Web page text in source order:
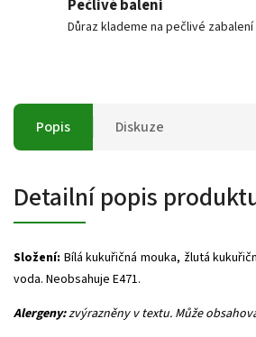
Pečlivé balení
Důraz klademe na pečlivé
Popis Diskuze
Detailní popis
Složení: Bílá kukuřičná mouka, žlutá
voda. Neobsahuje E471.
Alergeny:zvýrazněny v textu. Může